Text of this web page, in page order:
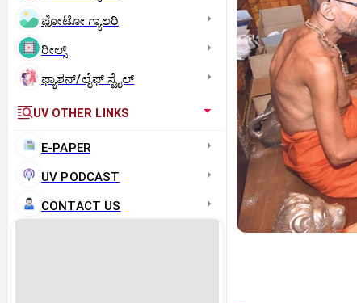
ಫೋಟೋ ಗ್ಯಾಲರಿ
ರೀಲ್ಸ್
ಫ್ಯಾಶನ್/ಲೈಫ್‌ ಸ್ಟೈಲ್
UV OTHER LINKS
E-PAPER
UV PODCAST
CONTACT US